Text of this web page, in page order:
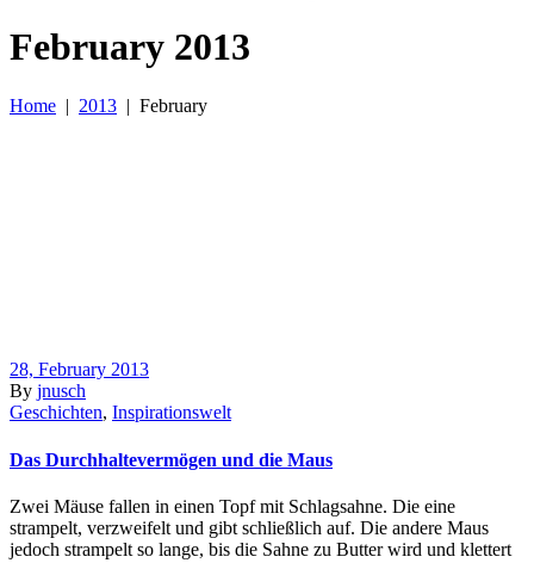
February 2013
Home | 2013 | February
28, February 2013
By jnusch
Geschichten, Inspirationswelt
Das Durchhaltevermögen und die Maus
Zwei Mäuse fallen in einen Topf mit Schlagsahne. Die eine
strampelt, verzweifelt und gibt schließlich auf. Die andere Maus
jedoch strampelt so lange, bis die Sahne zu Butter wird und klettert